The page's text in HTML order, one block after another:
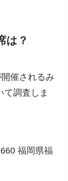
は？
催されるみ
て調査しま
福岡県福